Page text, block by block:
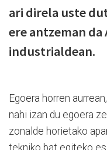
ari direla uste
ere antzeman da
industrialdean.
Egoera horren
nahi izan du egoera
zonalde horietako